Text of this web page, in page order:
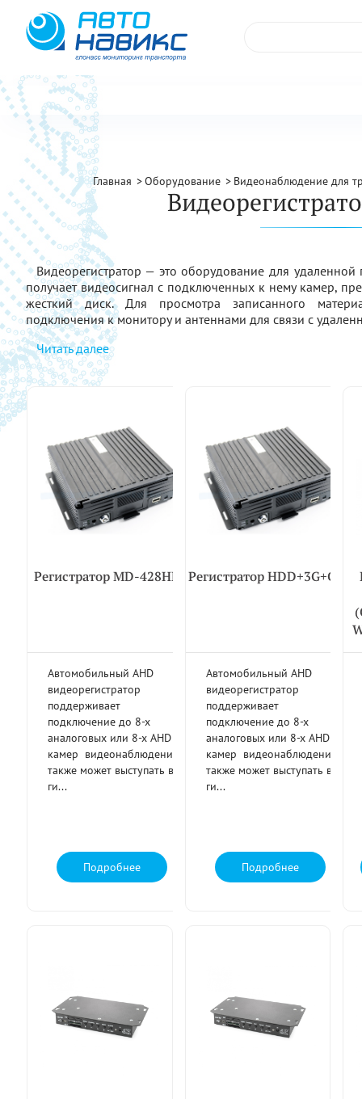
Главная Оборудование Видеонаблюдение для
Видеорегистратор — это оборудование для удаленной
получает видеосигнал с подключенных к нему камер,
жесткий диск. Для просмотра записанного
подключения к монитору и антеннами для связи с
Читать далее
Регистратор MD-428HDD
Автомобильный AHD
видеорегистратор
поддерживает
подключение до 8-х
аналоговых или 8-х AHD
камер видеонаблюдения,
также может выступать в
ги...
Подробнее
Регистратор HDD+3G+GPS
Автомобильный AHD
видеорегистратор
поддерживает
подключение до 8-х
аналоговых или 8-х AHD
камер видеонаблюдения,
также может выступать в
ги...
Подробнее